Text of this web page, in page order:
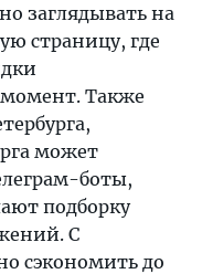
заглядывать на
страницу, где
Также
может
боты,
подборку
С
сэкономить до